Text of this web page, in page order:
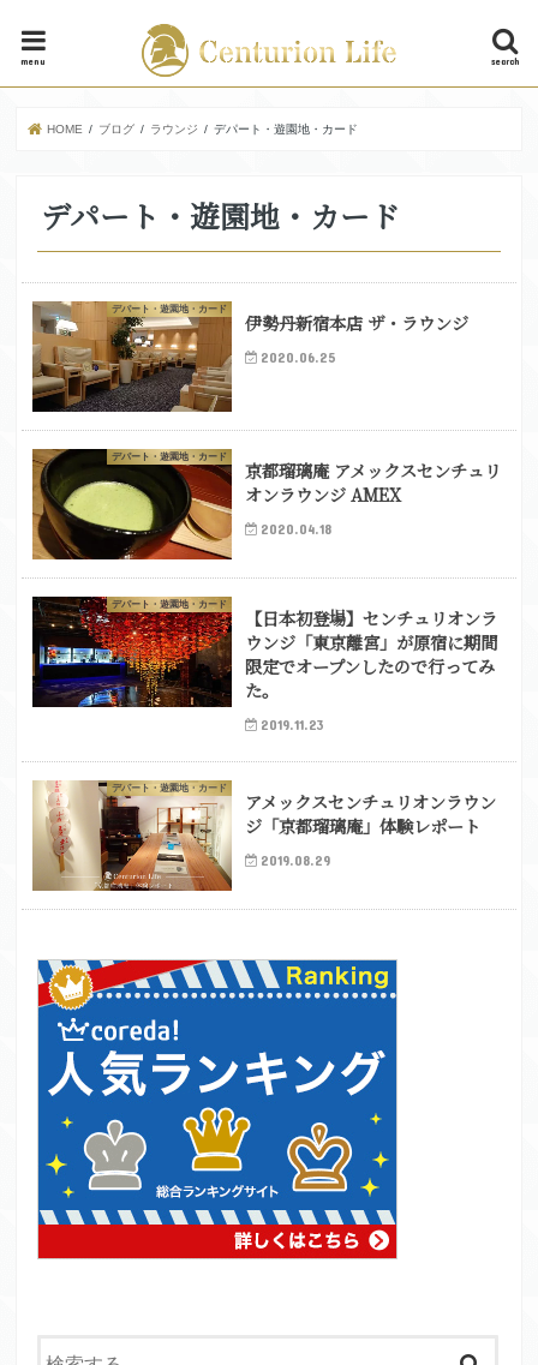
search
menu
HOME ブログ ラウンジ デパート・遊園地・カード
デパート・遊園地・カード
デパート・遊園地・カード
伊勢丹新宿本店 ザ・ラウンジ
2020.06.25
デパート・遊園地・カード
京都瑠璃庵 アメックスセンチュリ
オンラウンジ AMEX
2020.04.18
デパート・遊園地・カード
【日本初登場】センチュリオンラ
ウンジ「東京離宮」が原宿に期間
限定でオープンしたので行ってみ
た。
2019.11.23
デパート・遊園地・カード
アメックスセンチュリオンラウン
ジ「京都瑠璃庵」体験レポート
2019.08.29